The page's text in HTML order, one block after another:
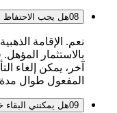
08هل يجب الاحتفاظ
نعم. الإقامة
بالاستثمار
آخر، يمكن إلغاء
المفعول طوال مدة الـ 10
09هل يمكنني البقاء